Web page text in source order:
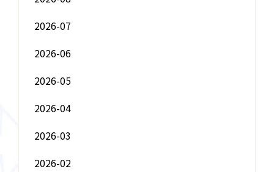
2026-07
2026-06
2026-05
2026-04
2026-03
2026-02